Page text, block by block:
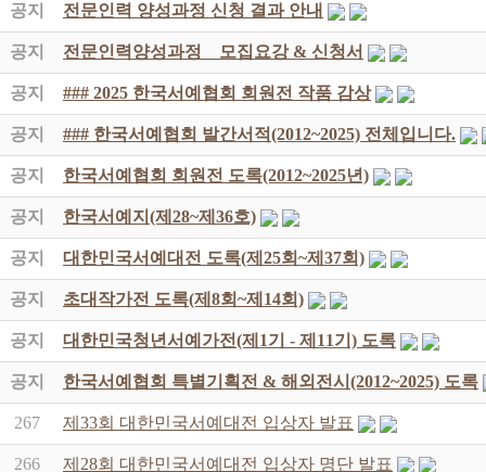
공지 전문인력 양성과정 신청 결과 안내
공지 전문인력양성과정 _ 모집요강 & 신청서
공지 ### 2025 한국서예협회 회원전 작품 감상
공지 ### 한국서예협회 발간서적(2012~2025) 전체입니다.
공지 한국서예협회 회원전 도록(2012~2025년)
공지 한국서예지(제28~제36호)
공지 대한민국서예대전 도록(제25회~제37회)
공지 초대작가전 도록(제8회~제14회)
공지 대한민국청년서예가전(제1기 - 제11기) 도록
공지 한국서예협회 특별기획전 & 해외전시(2012~2025) 도록
267 제33회 대한민국서예대전 입상자 발표
266 제28회 대한민국서예대전 입상자 명단 발표